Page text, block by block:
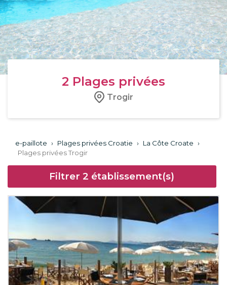
2 Plages privées
Trogir
e-paillote › Plages privées Croatie › La Côte Croate ›
Plages privées Trogir
Filtrer 2 établissement(s)